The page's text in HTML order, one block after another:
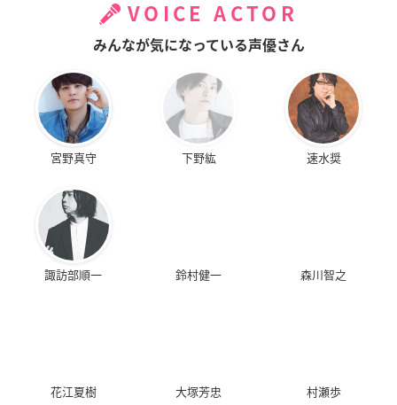
VOICE ACTOR
みんなが気になっている声優さん
宮野真守 下野紘 速水奨
諏訪部順一 鈴村健一 森川智之
花江夏樹 大塚芳忠 村瀬歩